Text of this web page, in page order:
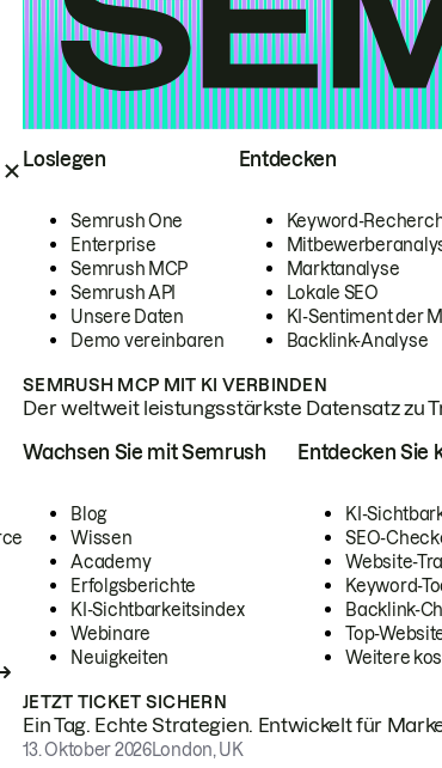
Loslegen
Semrush One
Enterprise
Semrush MCP
Semrush API
Unsere Daten
Demo vereinbaren
Entdecken
Keyword-
Marktanalyse
Lokale SEO
KI-Sentiment der
Backlink-Analyse
SEMRUSH MCP MIT KI VERBINDEN
Der weltweit leistungsstärkste Datensatz zu
Wachsen Sie mit Semrush
Blog
Wissen
Academy
Erfolgsberichte
KI-Sichtbarkeitsindex
Webinare
Neuigkeiten
Entdecken Sie
KI-
SEO-
Website-
Keyword-
Backlink-
Top-
Weitere
JETZT TICKET SICHERN
Ein Tag. Echte Strategien. Entwickelt für
13. Oktober 2026London, UK